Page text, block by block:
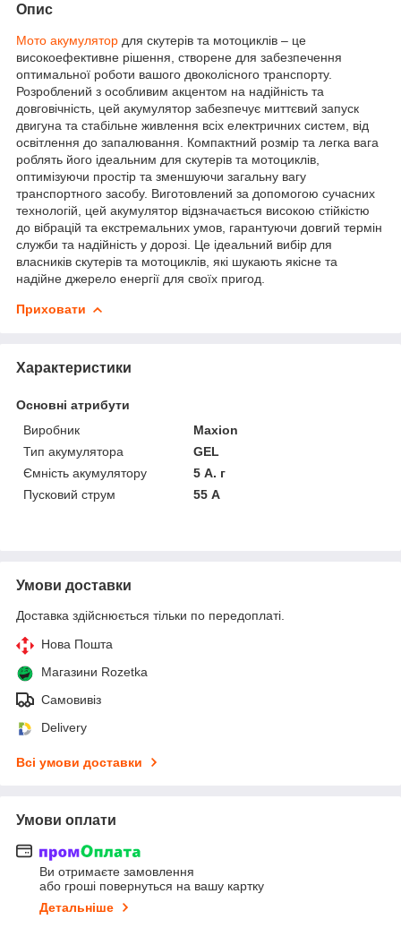
Опис
Мото акумулятор для скутерів та мотоциклів – це
високоефективне рішення, створене для забезпечення
оптимальної роботи вашого двоколісного транспорту.
Розроблений з особливим акцентом на надійність та
довговічність, цей акумулятор забезпечує миттєвий запуск
двигуна та стабільне живлення всіх електричних систем, від
освітлення до запалювання. Компактний розмір та легка вага
роблять його ідеальним для скутерів та мотоциклів,
оптимізуючи простір та зменшуючи загальну вагу
транспортного засобу. Виготовлений за допомогою сучасних
технологій, цей акумулятор відзначається високою стійкістю
до вібрацій та екстремальних умов, гарантуючи довгий термін
служби та надійність у дорозі. Це ідеальний вибір для
власників скутерів та мотоциклів, які шукають якісне та
надійне джерело енергії для своїх пригод.
Приховати
Характеристики
Основні атрибути
Виробник
Maxion
Тип акумулятора
GEL
Ємність акумулятору
5 А. г
Пусковий струм
55 А
Умови доставки
Доставка здійснюється тільки по передоплаті.
Нова Пошта
Магазини Rozetka
Самовивіз
Delivery
Всі умови доставки
Умови оплати
Ви отримаєте замовлення
або гроші повернуться на вашу картку
Детальніше